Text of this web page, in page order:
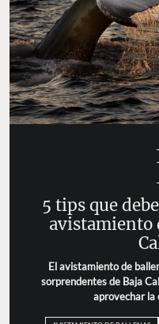
5 tips que
avistamiento
El avistamiento de
sorprendentes de Baja
aprovechar la